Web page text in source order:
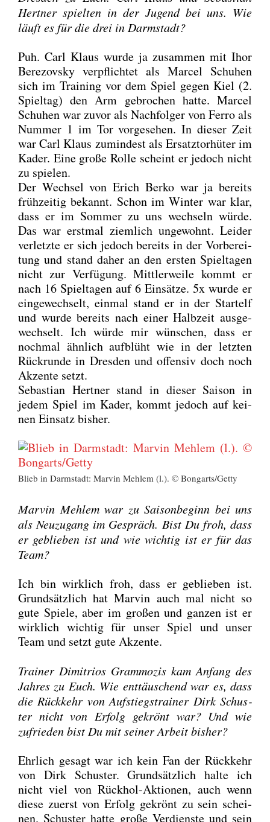
Hert­ner spiel­ten in der Jugend bei uns. Wie
läuft es für die drei in Darm­stadt?
Puh. Carl Klaus wur­de ja zusam­men mit Ihor
Bere­zovs­ky ver­pflich­tet als Mar­cel Schu­hen
sich im Trai­ning vor dem Spiel gegen Kiel (2.
Spiel­tag) den Arm gebro­chen hat­te. Mar­cel
Schu­hen war zuvor als Nach­fol­ger von Fer­ro als
Num­mer 1 im Tor vor­ge­se­hen. In die­ser Zeit
war Carl Klaus zumin­dest als Ersatz­tor­hü­ter im
Kader. Eine gro­ße Rol­le scheint er jedoch nicht
zu spie­len.
Der Wech­sel von Erich Ber­ko war ja bereits
früh­zei­tig bekannt. Schon im Win­ter war klar,
dass er im Som­mer zu uns wech­seln wür­de.
Das war erst­mal ziem­lich unge­wohnt. Lei­der
ver­letz­te er sich jedoch bereits in der Vor­be­rei­
tung und stand daher an den ers­ten Spiel­ta­gen
nicht zur Ver­fü­gung. Mitt­ler­wei­le kommt er
nach 16 Spiel­ta­gen auf 6 Ein­sät­ze. 5x wur­de er
ein­ge­wech­selt, ein­mal stand er in der Start­elf
und wur­de bereits nach einer Halb­zeit aus­ge­
wech­selt. Ich wür­de mir wün­schen, dass er
noch­mal ähn­lich auf­blüht wie in der letz­ten
Rück­run­de in Dres­den und offen­siv doch noch
Akzen­te setzt.
Sebas­ti­an Hert­ner stand in die­ser Sai­son in
jedem Spiel im Kader, kommt jedoch auf kei­
nen Ein­satz bis­her.
Blieb in Darm­stadt: Mar­vin Meh­lem (l.). © Bongarts/Getty
Mar­vin Meh­lem war zu Sai­son­be­ginn bei uns
als Neu­zu­gang im Gespräch. Bist Du froh, dass
er geblie­ben ist und wie wich­tig ist er für das
Team?
Ich bin wirk­lich froh, dass er geblie­ben ist.
Grund­sätz­lich hat Mar­vin auch mal nicht so
gute Spie­le, aber im gro­ßen und gan­zen ist er
wirk­lich wich­tig für unser Spiel und unser
Team und setzt gute Akzen­te.
Trai­ner Dimi­tri­os Gram­mo­zis kam Anfang des
Jah­res zu Euch. Wie ent­täu­schend war es, dass
die Rück­kehr von Auf­stiegs­trai­ner Dirk Schus­
ter nicht von Erfolg gekrönt war? Und wie
zufrie­den bist Du mit sei­ner Arbeit bis­her?
Ehr­lich gesagt war ich kein Fan der Rück­kehr
von Dirk Schus­ter. Grund­sätz­lich hal­te ich
nicht viel von Rück­hol-Aktio­nen, auch wenn
die­se zuerst von Erfolg gekrönt zu sein schei­
nen. Schus­ter hat­te gro­ße Ver­diens­te und sein